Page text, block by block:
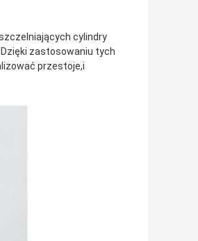
cylindry
zastosowaniu tych
przestoje,i